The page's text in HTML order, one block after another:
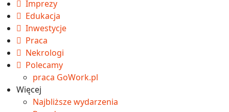
Imprezy
Edukacja
Inwestycje
Praca
Nekrologi
Polecamy
praca GoWork.pl
Więcej
Najbliższe wydarzenia